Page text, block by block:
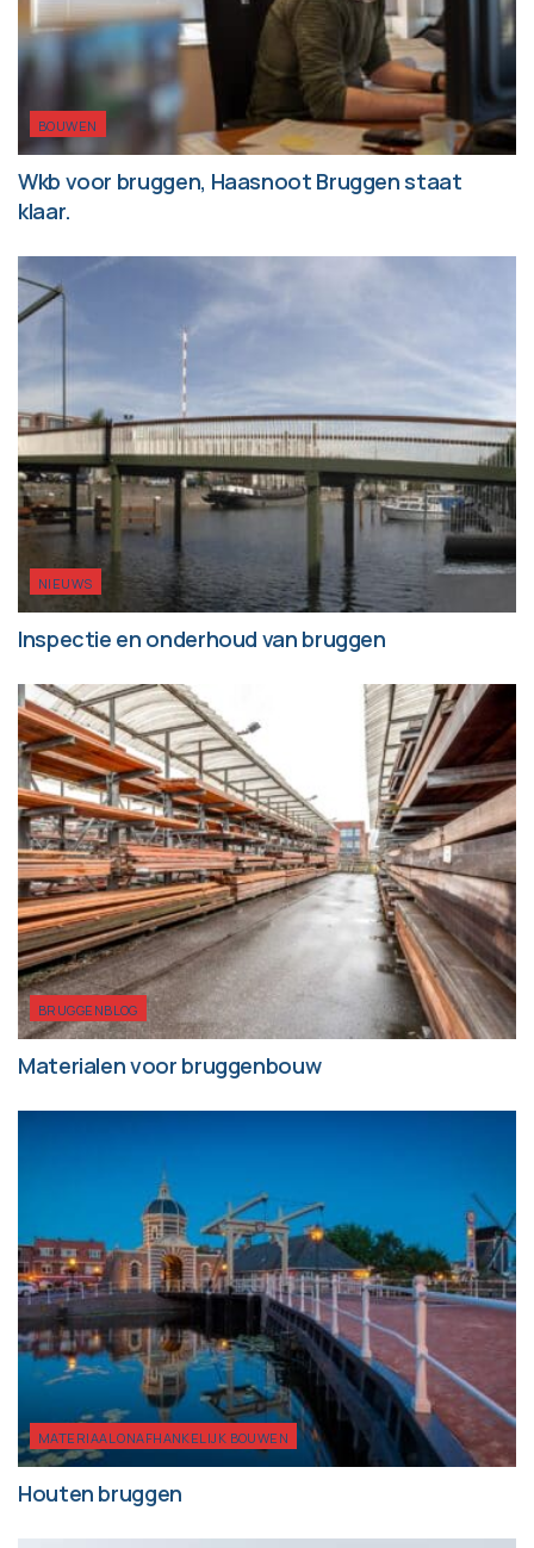
BOUWEN
Wkb voor bruggen, Haasnoot Bruggen staat
klaar.
NIEUWS
Inspectie en onderhoud van bruggen
BRUGGENBLOG
Materialen voor bruggenbouw
MATERIAAL ONAFHANKELIJK BOUWEN
Houten bruggen